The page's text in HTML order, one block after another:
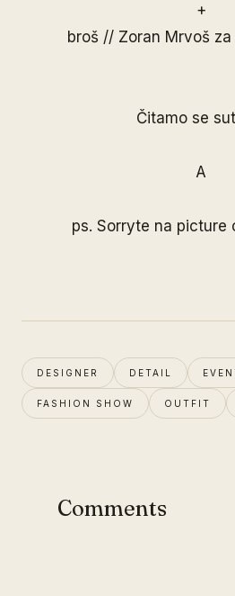
+
broš // Zoran Mrvoš
Čitamo se
A
ps. Sorryte na picture
DESIGNER DETAIL
FASHION SHOW OUTFIT
Comments